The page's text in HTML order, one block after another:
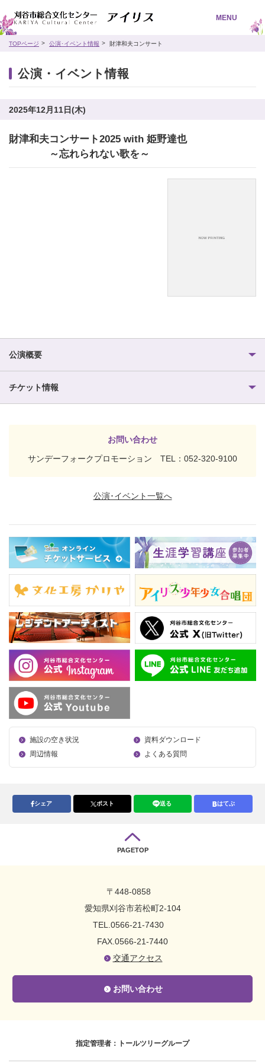
MENU
TOPページ 公演･イベント情報 財津和夫コンサート
公演・イベント情報
2025年12月11日(木)
財津和夫コンサート2025 with 姫野達也
～忘れられない歌を～
公演概要
チケット情報
お問い合わせ
サンデーフォークプロモーション TEL：052-320-9100
公演･イベント一覧へ
施設の空き状況
資料ダウンロード
周辺情報
よくある質問
シェア ポスト 送る はてぶ
PAGETOP
〒448-0858
愛知県刈谷市若松町2-104
TEL.0566-21-7430
FAX.0566-21-7440
交通アクセス
お問い合わせ
指定管理者：トールツリーグループ